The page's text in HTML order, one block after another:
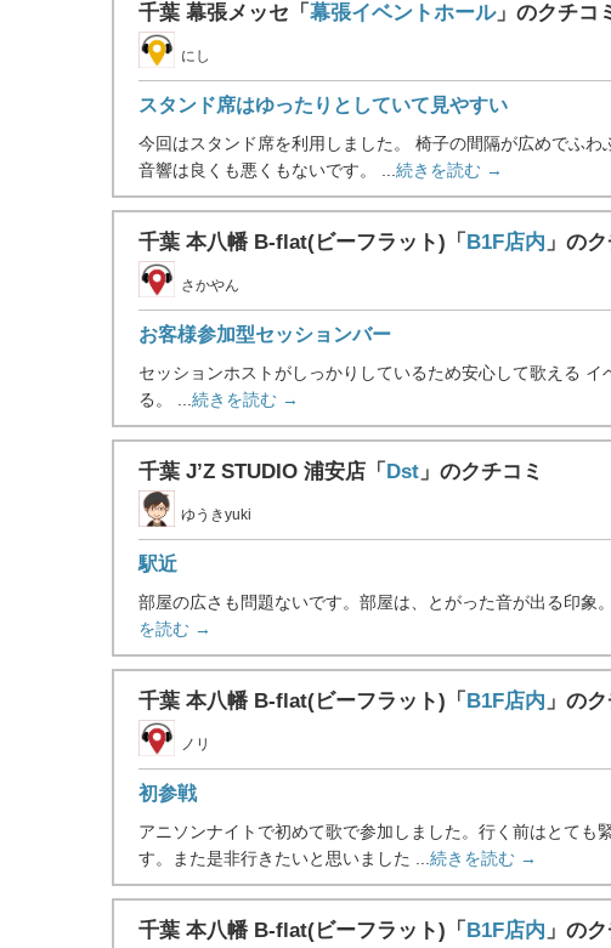
千葉 幕張メッセ「 幕張イベントホール」のクチコ
にし
スタンド席はゆったりとしていて見やすい
今回はスタンド席を利用しました。 椅子の間隔が広めでふ
音響は良くも悪くもないです。 ... 続きを読む →
千葉 本八幡 B-flat(ビーフラット)「 B1F店内 」の
さかやん
お客様参加型セッションバー
セッションホストがしっかりしているため安心して歌える
る。 ... 続きを読む →
千葉 J’Z STUDIO 浦安店「 Dst 」のクチコミ
ゆうきyuki
駅近
部屋の広さも問題ないです。部屋は、とがった音が出る印象
を読む →
千葉 本八幡 B-flat(ビーフラット)「 B1F店内 」の
ノリ
初参戦
アニソンナイトで初めて歌で参加しました。行く前はとて
す。また是非行きたいと思いました ... 続きを読む →
千葉 本八幡 B-flat(ビーフラット)「 B1F店内 」の